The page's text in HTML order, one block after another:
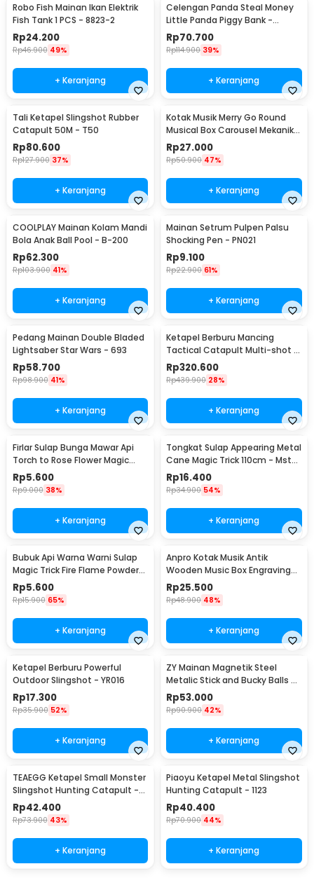
Robo Fish Mainan Ikan Elektrik
Fish Tank 1 PCS - 8823-2
Rp24.200
Rp46.900 49%
+ Keranjang
Celengan Panda Steal Money
Little Panda Piggy Bank -
MM8807-1
Rp70.700
Rp114.900 39%
+ Keranjang
Tali Ketapel Slingshot Rubber
Catapult 50M - T50
Rp80.600
Rp127.900 37%
+ Keranjang
Kotak Musik Merry Go Round
Musical Box Carousel Mekanikal
- HD-Y02
Rp27.000
Rp50.900 47%
+ Keranjang
COOLPLAY Mainan Kolam Mandi
Bola Anak Ball Pool - B-200
Rp62.300
Rp103.900 41%
+ Keranjang
Mainan Setrum Pulpen Palsu
Shocking Pen - PN021
Rp9.100
Rp22.900 61%
+ Keranjang
Pedang Mainan Double Bladed
Lightsaber Star Wars - 693
Rp58.700
Rp98.900 41%
+ Keranjang
Ketapel Berburu Mancing
Tactical Catapult Multi-shot -
KMSS
Rp320.600
Rp439.900 28%
+ Keranjang
Firlar Sulap Bunga Mawar Api
Torch to Rose Flower Magic
Trick - 82120
Rp5.600
Rp9.000 38%
+ Keranjang
Tongkat Sulap Appearing Metal
Cane Magic Trick 110cm - Mstk-
002
Rp16.400
Rp34.900 54%
+ Keranjang
Bubuk Api Warna Warni Sulap
Magic Trick Fire Flame Powder
15g - YY064
Rp5.600
Rp15.900 65%
+ Keranjang
Anpro Kotak Musik Antik
Wooden Music Box Engraving
Harry Potter - ADQ0194
Rp25.500
Rp48.900 48%
+ Keranjang
Ketapel Berburu Powerful
Outdoor Slingshot - YR016
Rp17.300
Rp35.900 52%
+ Keranjang
ZY Mainan Magnetik Steel
Metalic Stick and Bucky Balls -
005
Rp53.000
Rp90.900 42%
+ Keranjang
TEAEGG Ketapel Small Monster
Slingshot Hunting Catapult -
JH8171
Rp42.400
Rp73.900 43%
+ Keranjang
Piaoyu Ketapel Metal Slingshot
Hunting Catapult - 1123
Rp40.400
Rp70.900 44%
+ Keranjang